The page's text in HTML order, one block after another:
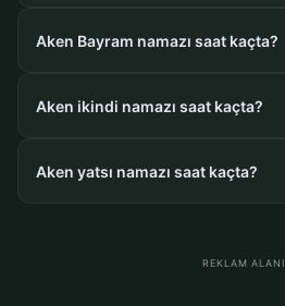
Aken Bayram namazı saat kaçta?
Aken ikindi namazı saat kaçta?
Aken yatsı namazı saat kaçta?
REKLAM ALANI